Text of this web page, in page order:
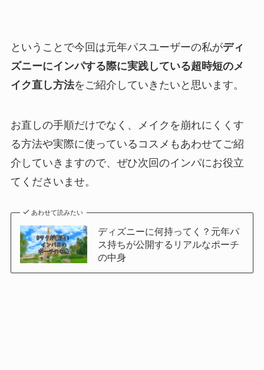
ということで今回は元年パスユーザーの私がディ
ズニーにインパする際に実践している超時短のメ
イク直し方法をご紹介していきたいと思います。
お直しの手順だけでなく、メイクを崩れにくくす
る方法や実際に使っているコスメもあわせてご紹
介していきますので、ぜひ次回のインパにお役立
てくださいませ。
あわせて読みたい
ディズニーに何持ってく？元年パ
ス持ちが公開するリアルなポーチ
の中身